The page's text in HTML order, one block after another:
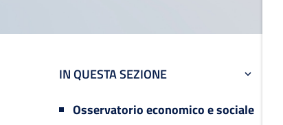
IN QUESTA SEZIONE
Osservatorio economico e sociale